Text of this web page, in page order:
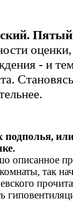
Пятый
- и
подполья,
описанное
так